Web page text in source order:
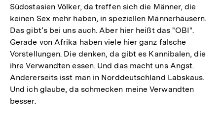
Südostasien Völker, da treffen sich die Männer, die
keinen Sex mehr haben, in speziellen Männerhäusern.
Das gibt’s bei uns auch. Aber hier heißt das "OBI".
Gerade von Afrika haben viele hier ganz falsche
Vorstellungen. Die denken, da gibt es Kannibalen, die
ihre Verwandten essen. Und das macht uns Angst.
Andererseits isst man in Norddeutschland Labskaus.
Und ich glaube, da schmecken meine Verwandten
besser.